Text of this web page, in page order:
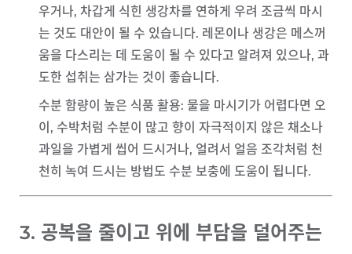
우거나, 차갑게 식힌 생강차를 연하게 우려 조금씩 마시
는 것도 대안이 될 수 있습니다. 레몬이나 생강은 메스꺼
움을 다스리는 데 도움이 될 수 있다고 알려져 있으나, 과
도한 섭취는 삼가는 것이 좋습니다.
수분 함량이 높은 식품 활용: 물을 마시기가 어렵다면 오
이, 수박처럼 수분이 많고 향이 자극적이지 않은 채소나
과일을 가볍게 씹어 드시거나, 얼려서 얼음 조각처럼 천
천히 녹여 드시는 방법도 수분 보충에 도움이 됩니다.
3. 공복을 줄이고 위에 부담을 덜어주는